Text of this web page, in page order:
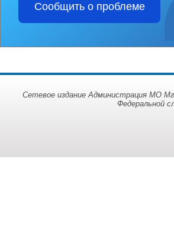
Сообщить о проблеме
Сетевое издание Администрация МО
Федеральной